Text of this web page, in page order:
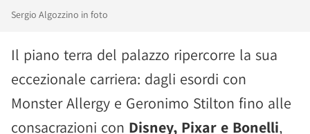
Sergio Algozzino in foto
Il piano terra del palazzo ripercorre la sua
eccezionale carriera: dagli esordi con
Monster Allergy e Geronimo Stilton fino alle
consacrazioni con Disney, Pixar e Bonelli,